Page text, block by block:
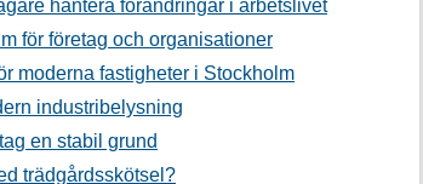
hantera förändringar i arbetslivet
för företag och organisationer
moderna fastigheter i Stockholm
industribelysning
en stabil grund
trädgårdsskötsel?